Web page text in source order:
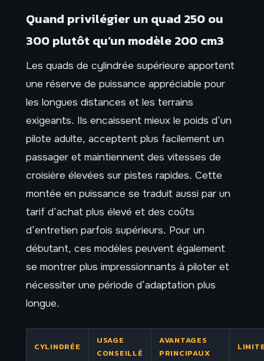
Quand privilégier un quad 250 ou
300 plutôt qu’un modèle 200 cm3
Les quads de cylindrée supérieure apportent
une réserve de puissance appréciable pour
les longues distances et les terrains
exigeants. Ils encaissent mieux le poids d’un
pilote adulte, acceptent plus facilement un
passager et maintiennent des vitesses de
croisière élevées sur pistes rapides. Cette
montée en puissance se traduit aussi par un
tarif d’achat plus élevé et des coûts
d’entretien parfois supérieurs. Pour un
débutant, ces modèles peuvent également
se montrer plus impressionnants à piloter et
nécessiter une période d’adaptation plus
longue.
CYLINDRÉE
USAGE
CONSEILLÉ
AVANTAGES
PRINCIPAUX